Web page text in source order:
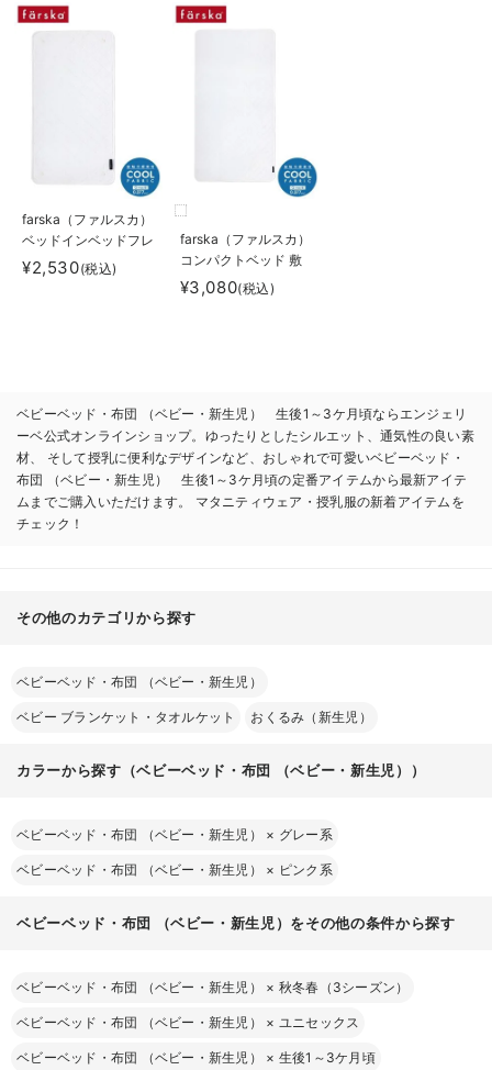
farska（ファルスカ）
ベッドインベッドフレ
ックス用敷きパッド
Cool
¥2,530(税込)
farska（ファルスカ）
コンパクトベッド 敷
きパッドCool M
¥3,080(税込)
ベビーベッド・布団 （ベビー・新生児） 生後1～3ケ月頃ならエンジェリ
ーベ公式オンラインショップ。ゆったりとしたシルエット、通気性の良い素
材、 そして授乳に便利なデザインなど、おしゃれで可愛いベビーベッド・
布団 （ベビー・新生児） 生後1～3ケ月頃の定番アイテムから最新アイテ
ムまでご購入いただけます。 マタニティウェア・授乳服の新着アイテムを
チェック！
その他のカテゴリから探す
ベビーベッド・布団 （ベビー・新生児）
ベビー ブランケット・タオルケット おくるみ（新生児）
カラーから探す（ベビーベッド・布団 （ベビー・新生児））
ベビーベッド・布団 （ベビー・新生児） × グレー系
ベビーベッド・布団 （ベビー・新生児） × ピンク系
ベビーベッド・布団 （ベビー・新生児）をその他の条件から探す
ベビーベッド・布団 （ベビー・新生児） × 秋冬春（3シーズン）
ベビーベッド・布団 （ベビー・新生児） × ユニセックス
ベビーベッド・布団 （ベビー・新生児） × 生後1～3ケ月頃